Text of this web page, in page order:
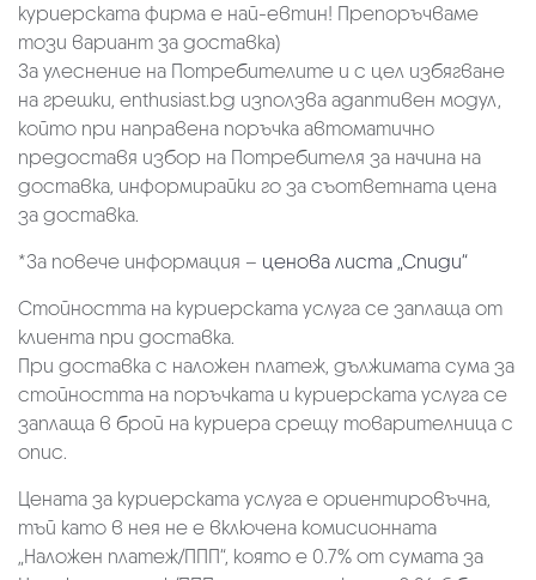
куриерската фирма е най-евтин! Препоръчваме
този вариант за доставка)
За улеснение на Потребителите и с цел избягване
на грешки, enthusiast.bg използва адаптивен модул,
който при направена поръчка автоматично
предоставя избор на Потребителя за начина на
доставка, информирайки го за съответната цена
за доставка.
*За повече информация – ценова листа „Спиди“
Стойността на куриерската услуга се заплаща от
клиента при доставка.
При доставка с наложен платеж, дължимата сума за
стойността на поръчката и куриерската услуга се
заплаща в брой на куриера срещу товарителница с
опис.
Цената за куриерската услуга е ориентировъчна,
тъй като в нея не е включена комисионната
„Наложен платеж/ППП“, която е 0.7% от сумата за